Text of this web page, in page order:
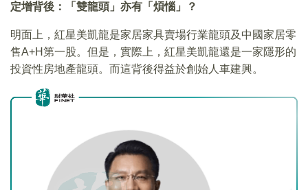
定增背後：「雙龍頭」亦有「煩惱」？
明面上，紅星美凱龍是家居家具賣場行業龍頭及中國家居零
售A+H第一股。但是，實際上，紅星美凱龍還是一家隱形的
投資性房地產龍頭。而這背後得益於創始人車建興。